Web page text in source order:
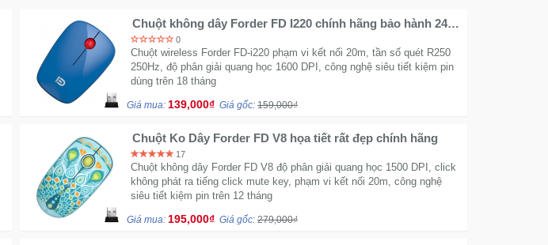
Chuột không dây Forder FD I220 chính hãng bảo hành 24
tháng
0
Chuột wireless Forder FD-i220 phạm vi kết nối 20m, tần số quét R250
250Hz, độ phân giải quang học 1600 DPI, công nghệ siêu tiết kiệm pin
dùng trên 18 tháng
Giá mua: 139,000₫ Giá gốc: 159,000₫
Chuột Ko Dây Forder FD V8 họa tiết rất đẹp chính hãng
17
Chuột không dây Forder FD V8 độ phân giải quang học 1500 DPI, click
không phát ra tiếng click mute key, phạm vi kết nối 20m, công nghệ
siêu tiết kiệm pin trên 12 tháng
Giá mua: 195,000₫ Giá gốc: 279,000₫